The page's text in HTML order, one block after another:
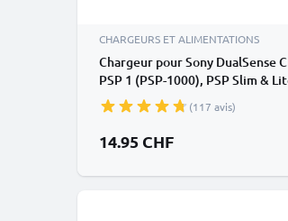
CHARGEURS ET ALIMENTATIONS
Chargeur pour Sony DualSense
PSP 1 (PSP-1000), PSP Slim &
PSP Slim & Lite 3 (PSP-3000),
E1000) - Alimentation 1A,
1,20m
(117 avis)
14.95 CHF